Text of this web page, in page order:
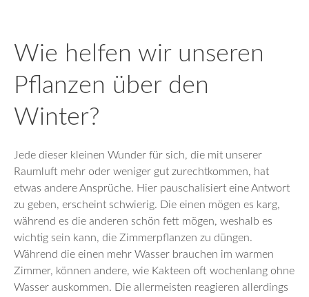
Wie helfen wir unseren
Pflanzen über den
Winter?
Jede dieser kleinen Wunder für sich, die mit unserer
Raumluft mehr oder weniger gut zurechtkommen, hat
etwas andere Ansprüche. Hier pauschalisiert eine Antwort
zu geben, erscheint schwierig. Die einen mögen es karg,
während es die anderen schön fett mögen, weshalb es
wichtig sein kann, die Zimmerpflanzen zu düngen.
Während die einen mehr Wasser brauchen im warmen
Zimmer, können andere, wie Kakteen oft wochenlang ohne
Wasser auskommen. Die allermeisten reagieren allerdings